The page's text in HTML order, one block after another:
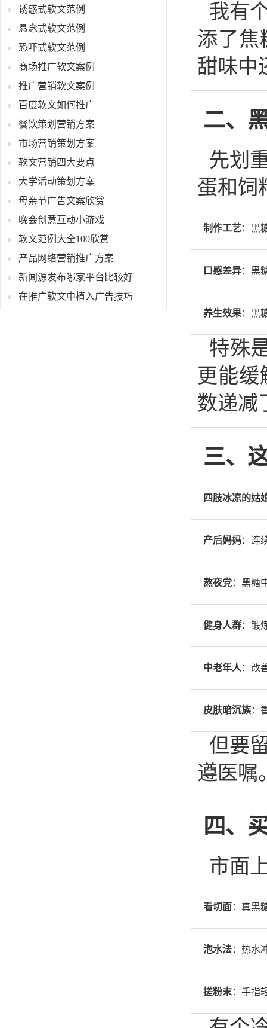
诱惑式软文范例
悬念式软文范例
恐吓式软文范例
商场推广软文案例
推广营销软文案例
百度软文如何推广
餐饮策划营销方案
市场营销策划方案
软文营销四大要点
大学活动策划方案
母亲节广告文案欣赏
晚会创意互动小游戏
软文范例大全100欣赏
产品网络营销推广方案
新闻源发布哪家平台比较好
在推广软文中植入广告技巧
我有
添了焦
甜味中
二、
先划
蛋和饲
制作工艺：黑
口感差异：黑
养生效果：黑
特殊
更能
数递减
三、
四肢冰凉的姑
产后妈妈：连
熬夜党：黑糖
健身人群：锻
中老年人 ：改
皮肤暗沉族：
但要
遵医嘱
四、
市面
看切面：真黑
泡水法：热水
搓粉末：手指